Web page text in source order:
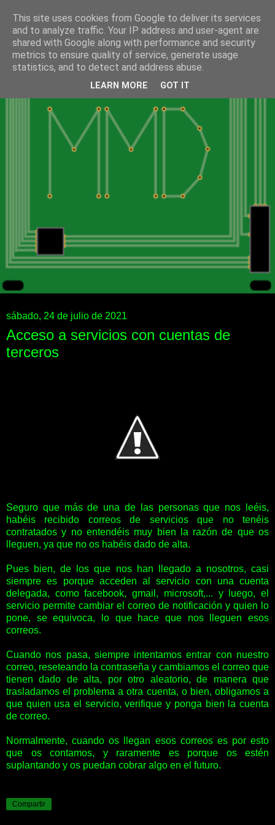
sábado, 24 de julio de 2021
Acceso a servicios con cuentas de
terceros
Seguro que más de una de las personas que nos leéis,
habéis recibido correos de servicios que no tenéis
contratados y no entendéis muy bien la razón de que os
lleguen, ya que no os habéis dado de alta.
Pues bien, de los que nos han llegado a nosotros, casi
siempre es porque acceden al servicio con una cuenta
delegada, como facebook, gmail, microsoft,... y luego, el
servicio permite cambiar el correo de notificación y quien lo
pone, se equivoca, lo que hace que nos lleguen esos
correos.
Cuando nos pasa, siempre intentamos entrar con nuestro
correo, reseteando la contraseña y cambiamos el correo que
tienen dado de alta, por otro aleatorio, de manera que
trasladamos el problema a otra cuenta, o bien, obligamos a
que quien usa el servicio, verifique y ponga bien la cuenta
de correo.
Normalmente, cuando os llegan esos correos es por esto
que os contamos, y raramente es porque os estén
suplantando y os puedan cobrar algo en el futuro.
Compartir
This site uses cookies from Google to deliver its services
and to analyze traffic. Your IP address and user-agent are
shared with Google along with performance and security
metrics to ensure quality of service, generate usage
statistics, and to detect and address abuse.
LEARN MORE GOT IT